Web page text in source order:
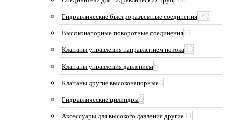
Гидравлические быстроразъемные соединения 162
Высоконапорные поворотные соединения 11
Клапаны управления направлением потока33
Клапаны управления давлением6
Клапаны другие высоконапорные6
Гидравлические цилиндры2
Аксессуары для высокого давления другие 11